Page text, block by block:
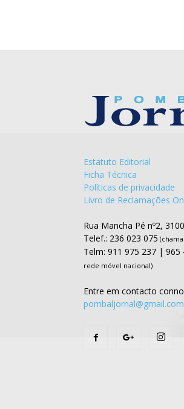
Estatuto Editorial
Ficha Técnica
Políticas de privacidade
Livro de Reclamações
Rua Mancha Pé nº2,
Telef.: 236 023 075
Telm: 911 975 237 | 965
rede móvel nacional)
Entre em contacto
pombaljornal@gmail.com